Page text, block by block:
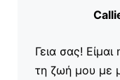
Γεια σας!
τη ζωή μου με